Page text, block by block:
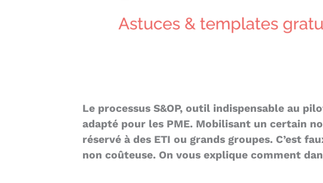
Le processus S&OP, outil indispensable au
adapté pour les PME. Mobilisant un certain
réservé à des ETI ou grands groupes. C’est
non coûteuse. On vous explique comment